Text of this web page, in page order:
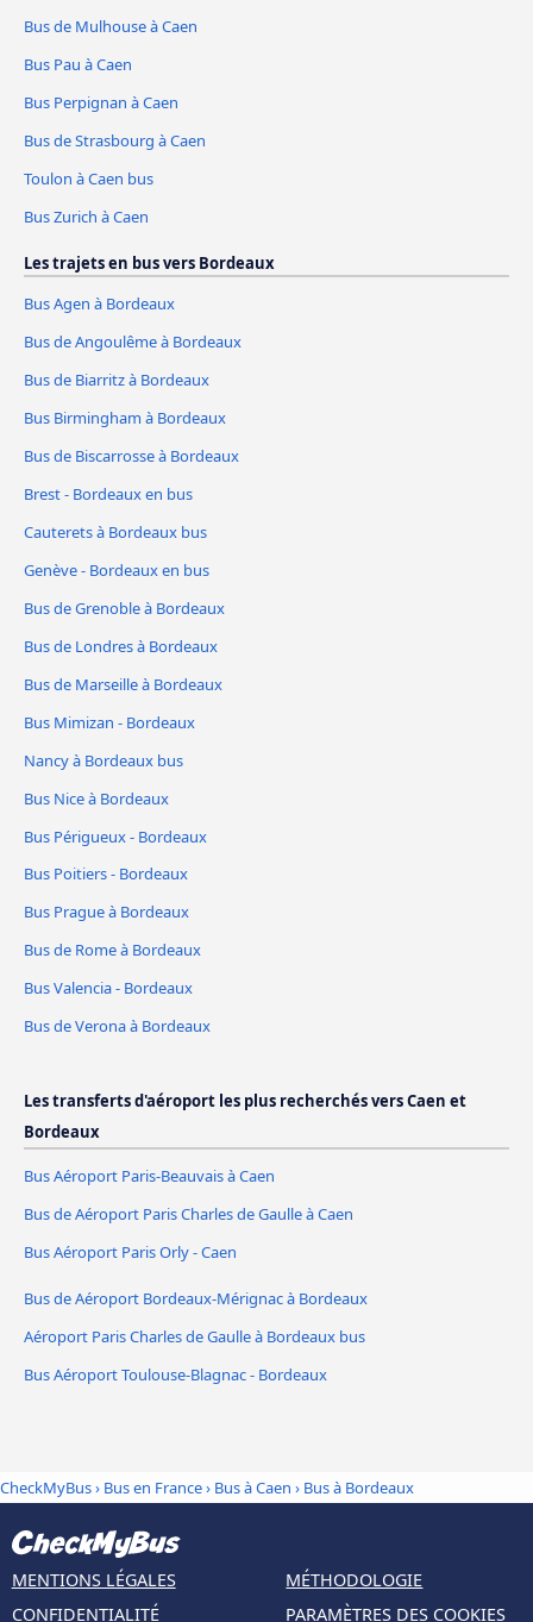
Bus de Mulhouse à Caen
Bus Pau à Caen
Bus Perpignan à Caen
Bus de Strasbourg à Caen
Toulon à Caen bus
Bus Zurich à Caen
Les trajets en bus vers Bordeaux
Bus Agen à Bordeaux
Bus de Angoulême à Bordeaux
Bus de Biarritz à Bordeaux
Bus Birmingham à Bordeaux
Bus de Biscarrosse à Bordeaux
Brest - Bordeaux en bus
Cauterets à Bordeaux bus
Genève - Bordeaux en bus
Bus de Grenoble à Bordeaux
Bus de Londres à Bordeaux
Bus de Marseille à Bordeaux
Bus Mimizan - Bordeaux
Nancy à Bordeaux bus
Bus Nice à Bordeaux
Bus Périgueux - Bordeaux
Bus Poitiers - Bordeaux
Bus Prague à Bordeaux
Bus de Rome à Bordeaux
Bus Valencia - Bordeaux
Bus de Verona à Bordeaux
Les transferts d'aéroport les plus recherchés vers Caen et
Bordeaux
Bus Aéroport Paris-Beauvais à Caen
Bus de Aéroport Paris Charles de Gaulle à Caen
Bus Aéroport Paris Orly - Caen
Bus de Aéroport Bordeaux-Mérignac à Bordeaux
Aéroport Paris Charles de Gaulle à Bordeaux bus
Bus Aéroport Toulouse-Blagnac - Bordeaux
CheckMyBus› Bus en France› Bus à Caen › Bus à Bordeaux
MENTIONS LÉGALES
CONFIDENTIALITÉ
MÉTHODOLOGIE
PARAMÈTRES DES COOKIES